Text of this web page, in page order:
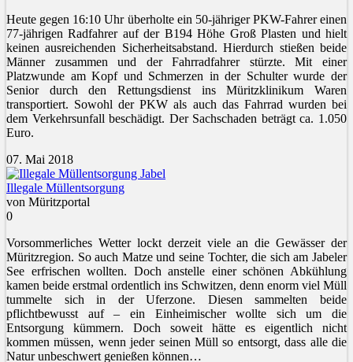
Heute gegen 16:10 Uhr überholte ein 50-jähriger PKW-Fahrer einen
77-jährigen Radfahrer auf der B194 Höhe Groß Plasten und hielt
keinen ausreichenden Sicherheitsabstand. Hierdurch stießen beide
Männer zusammen und der Fahrradfahrer stürzte. Mit einer
Platzwunde am Kopf und Schmerzen in der Schulter wurde der
Senior durch den Rettungsdienst ins Müritzklinikum Waren
transportiert. Sowohl der PKW als auch das Fahrrad wurden bei
dem Verkehrsunfall beschädigt. Der Sachschaden beträgt ca. 1.050
Euro.
07. Mai 2018
Illegale Müllentsorgung
von Müritzportal
0
Vorsommerliches Wetter lockt derzeit viele an die Gewässer der
Müritzregion. So auch Matze und seine Tochter, die sich am Jabeler
See erfrischen wollten. Doch anstelle einer schönen Abkühlung
kamen beide erstmal ordentlich ins Schwitzen, denn enorm viel Müll
tummelte sich in der Uferzone. Diesen sammelten beide
pflichtbewusst auf – ein Einheimischer wollte sich um die
Entsorgung kümmern. Doch soweit hätte es eigentlich nicht
kommen müssen, wenn jeder seinen Müll so entsorgt, dass alle die
Natur unbeschwert genießen können…